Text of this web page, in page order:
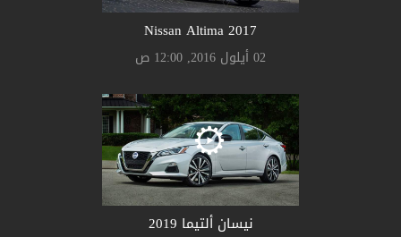
Nissan Altima 2017
02 أيلول 2016, 12:00 ص
نيسان ألتيما 2019